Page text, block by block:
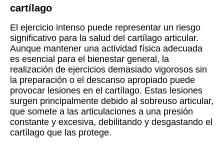
cartílago
El ejercicio intenso puede representar un riesgo
significativo para la salud del cartílago articular.
Aunque mantener una actividad física adecuada
es esencial para el bienestar general, la
realización de ejercicios demasiado vigorosos sin
la preparación o el descanso apropiado puede
provocar lesiones en el cartílago. Estas lesiones
surgen principalmente debido al sobreuso articular,
que somete a las articulaciones a una presión
constante y excesiva, debilitando y desgastando el
cartílago que las protege.